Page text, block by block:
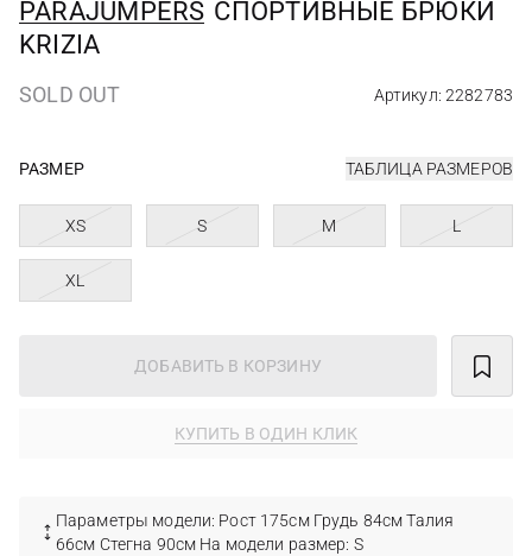
PARAJUMPERS СПОРТИВНЫЕ БРЮКИ
KRIZIA
SOLD OUT Артикул: 2282783
РАЗМЕР ТАБЛИЦА РАЗМЕРОВ
XS S M L
XL
ДОБАВИТЬ В КОРЗИНУ
КУПИТЬ В ОДИН КЛИК
Параметры модели: Рост 175см Грудь 84см Талия
66см Стегна 90см На модели размер: S